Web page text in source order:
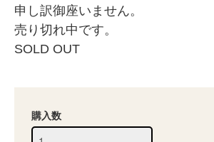
申し訳御座いません。
売り切れ中です。
SOLD OUT
購入数